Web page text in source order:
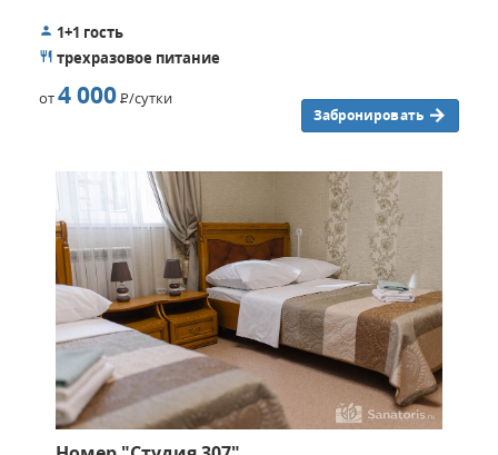
1+1 гость
трехразовое питание
от4 000Р/сутки
Забронировать